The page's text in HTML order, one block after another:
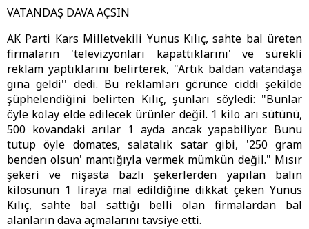
VATANDAŞ DAVA AÇSIN
AK Parti Kars Milletvekili Yunus Kılıç, sahte bal üreten
firmaların 'televizyonları kapattıklarını' ve sürekli
reklam yaptıklarını belirterek, "Artık baldan vatandaşa
gına geldi'' dedi. Bu reklamları görünce ciddi şekilde
şüphelendiğini belirten Kılıç, şunları söyledi: "Bunlar
öyle kolay elde edilecek ürünler değil. 1 kilo arı sütünü,
500 kovandaki arılar 1 ayda ancak yapabiliyor. Bunu
tutup öyle domates, salatalık satar gibi, '250 gram
benden olsun' mantığıyla vermek mümkün değil." Mısır
şekeri ve nişasta bazlı şekerlerden yapılan balın
kilosunun 1 liraya mal edildiğine dikkat çeken Yunus
Kılıç, sahte bal sattığı belli olan firmalardan bal
alanların dava açmalarını tavsiye etti.